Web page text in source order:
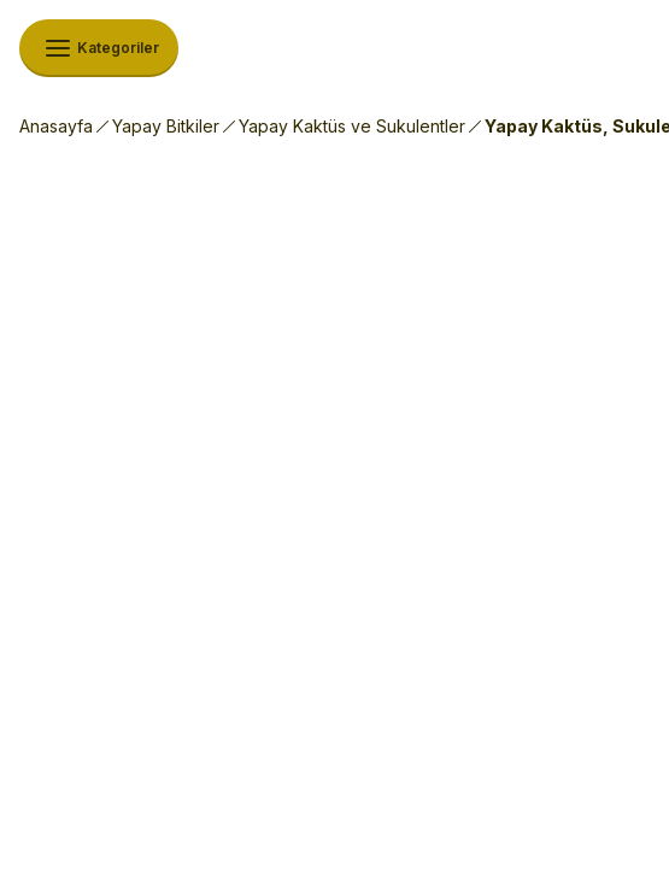
Kategoriler
Anasayfa Yapay Bitkiler Yapay Kaktüs ve Sukulentler Yapay Kaktüs,